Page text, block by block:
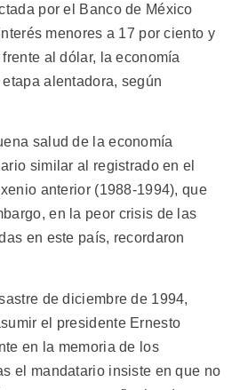
por el Banco de México
menores a 17 por ciento y
al dólar, la economía
alentadora, según
salud de la economía
similar al registrado en el
anterior (1988-1994), que
en la peor crisis de las
en este país, recordaron
de diciembre de 1994,
el presidente Ernesto
en la memoria de los
el mandatario insiste en que no